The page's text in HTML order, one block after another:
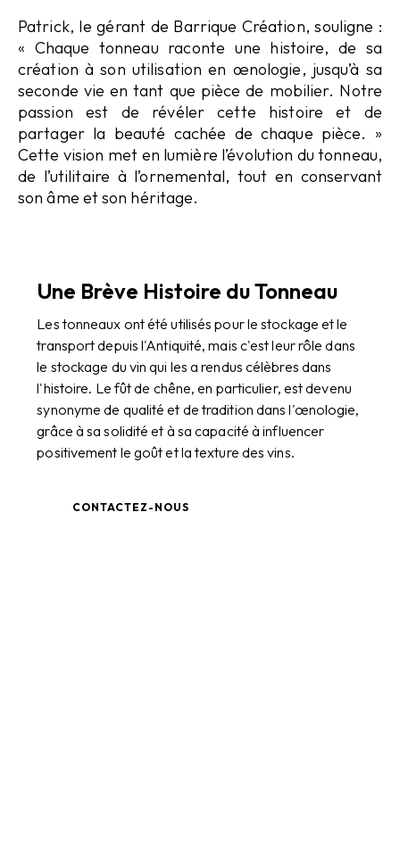
Patrick, le gérant de Barrique Création, souligne :
« Chaque tonneau raconte une histoire, de sa
création à son utilisation en œnologie, jusqu’à sa
seconde vie en tant que pièce de mobilier. Notre
passion est de révéler cette histoire et de
partager la beauté cachée de chaque pièce. »
Cette vision met en lumière l’évolution du tonneau,
de l’utilitaire à l’ornemental, tout en conservant
son âme et son héritage.
Une Brève Histoire du Tonneau
Les tonneaux ont été utilisés pour le stockage et le
transport depuis l'Antiquité, mais c'est leur rôle dans
le stockage du vin qui les a rendus célèbres dans
l'histoire. Le fût de chêne, en particulier, est devenu
synonyme de qualité et de tradition dans l'œnologie,
grâce à sa solidité et à sa capacité à influencer
positivement le goût et la texture des vins.
CONTACTEZ-NOUS